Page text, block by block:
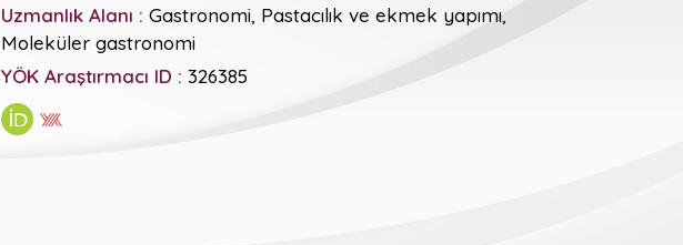
Uzmanlık Alanı : Gastronomi, Pastacılık ve ekmek yapımı,
Moleküler gastronomi
YÖK Araştırmacı ID : 326385